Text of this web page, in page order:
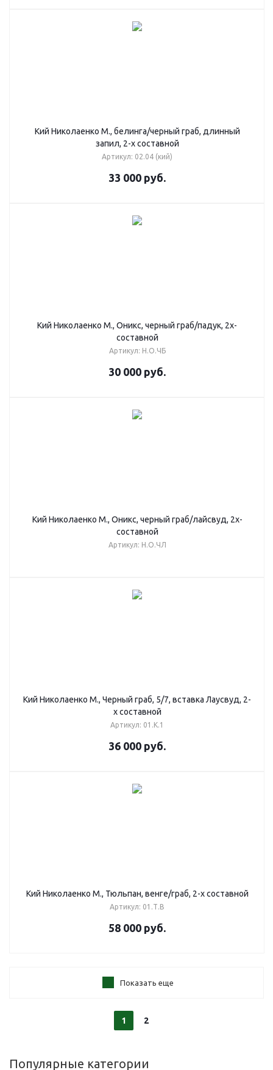
Кий Николаенко М., белинга/черный граб, длинный
запил, 2-х составной
Артикул: 02.04 (кий)
33 000 руб.
Кий Николаенко М., Оникс, черный граб/падук, 2х-
составной
Артикул: Н.О.ЧБ
30 000 руб.
Кий Николаенко М., Оникс, черный граб/лайсвуд, 2х-
составной
Артикул: Н.О.ЧЛ
Кий Николаенко М., Черный граб, 5/7, вставка Лаусвуд, 2-
х составной
Артикул: 01.К.1
36 000 руб.
Кий Николаенко М., Тюльпан, венге/граб, 2-х составной
Артикул: 01.Т.В
58 000 руб.
Показать еще
1 2
Популярные категории